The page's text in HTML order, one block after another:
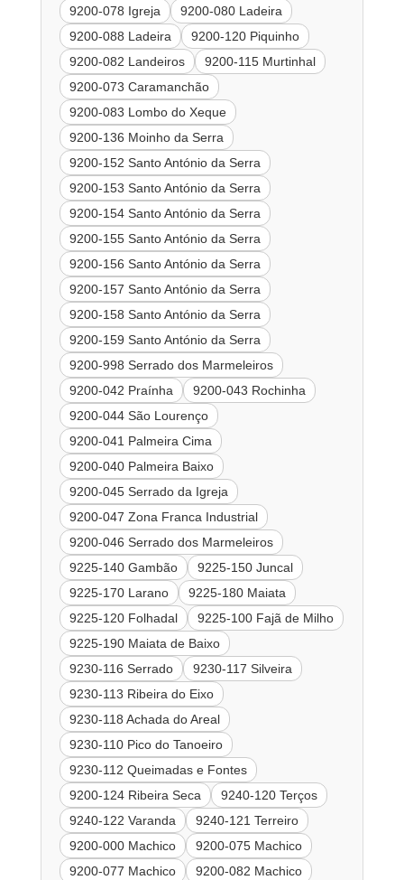
9200-078 Igreja
9200-080 Ladeira
9200-088 Ladeira
9200-120 Piquinho
9200-082 Landeiros
9200-115 Murtinhal
9200-073 Caramanchão
9200-083 Lombo do Xeque
9200-136 Moinho da Serra
9200-152 Santo António da Serra
9200-153 Santo António da Serra
9200-154 Santo António da Serra
9200-155 Santo António da Serra
9200-156 Santo António da Serra
9200-157 Santo António da Serra
9200-158 Santo António da Serra
9200-159 Santo António da Serra
9200-998 Serrado dos Marmeleiros
9200-042 Praínha
9200-043 Rochinha
9200-044 São Lourenço
9200-041 Palmeira Cima
9200-040 Palmeira Baixo
9200-045 Serrado da Igreja
9200-047 Zona Franca Industrial
9200-046 Serrado dos Marmeleiros
9225-140 Gambão
9225-150 Juncal
9225-170 Larano
9225-180 Maiata
9225-120 Folhadal
9225-100 Fajã de Milho
9225-190 Maiata de Baixo
9230-116 Serrado
9230-117 Silveira
9230-113 Ribeira do Eixo
9230-118 Achada do Areal
9230-110 Pico do Tanoeiro
9230-112 Queimadas e Fontes
9200-124 Ribeira Seca
9240-120 Terços
9240-122 Varanda
9240-121 Terreiro
9200-000 Machico
9200-075 Machico
9200-077 Machico
9200-082 Machico